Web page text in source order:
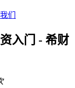
们
入门 - 希财